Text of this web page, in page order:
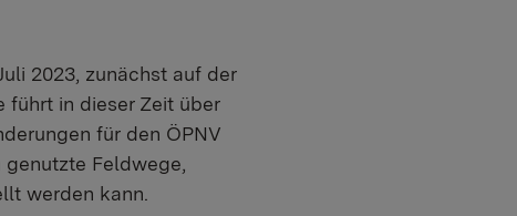
2023, zunächst auf der
führt in dieser Zeit über
für den ÖPNV
Feldwege,
werden kann.